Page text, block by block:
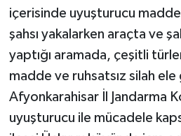
içerisinde uyuşturucu
şahsı yakalarken araçta ve
yaptığı aramada, çeşitli
madde ve ruhsatsız silah
Afyonkarahisar İl Jandarma
uyuşturucu ile mücadele